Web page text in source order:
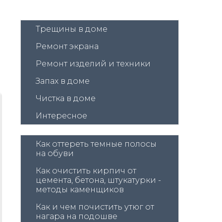
Трещины в доме
Ремонт экрана
Ремонт изделий и техники
Запах в доме
Чистка в доме
Интересное
Как оттереть темные полосы
на обуви
Как очистить кирпич от
цемента, бетона, штукатурки -
методы каменщиков
Как и чем почистить утюг от
нагара на подошве